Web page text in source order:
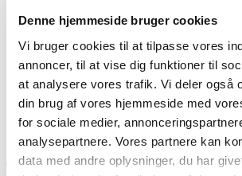
Denne hjemmeside bruger cookies
Vi bruger cookies til at tilpasse vores
annoncer, til at vise dig funktioner til
at analysere vores trafik. Vi deler også
din brug af vores hjemmeside med
for sociale medier,
analysepartnere. Vores partnere kan
data med andre oplysninger, du har
Hvad koster ladestandere?
International ladning
Elbil som firmabil
Teknisk viden om
Brand i elbiler
Ordbog for elbiler
Elbilbatterier
Elbilers klimapåvirkning
Offentlig